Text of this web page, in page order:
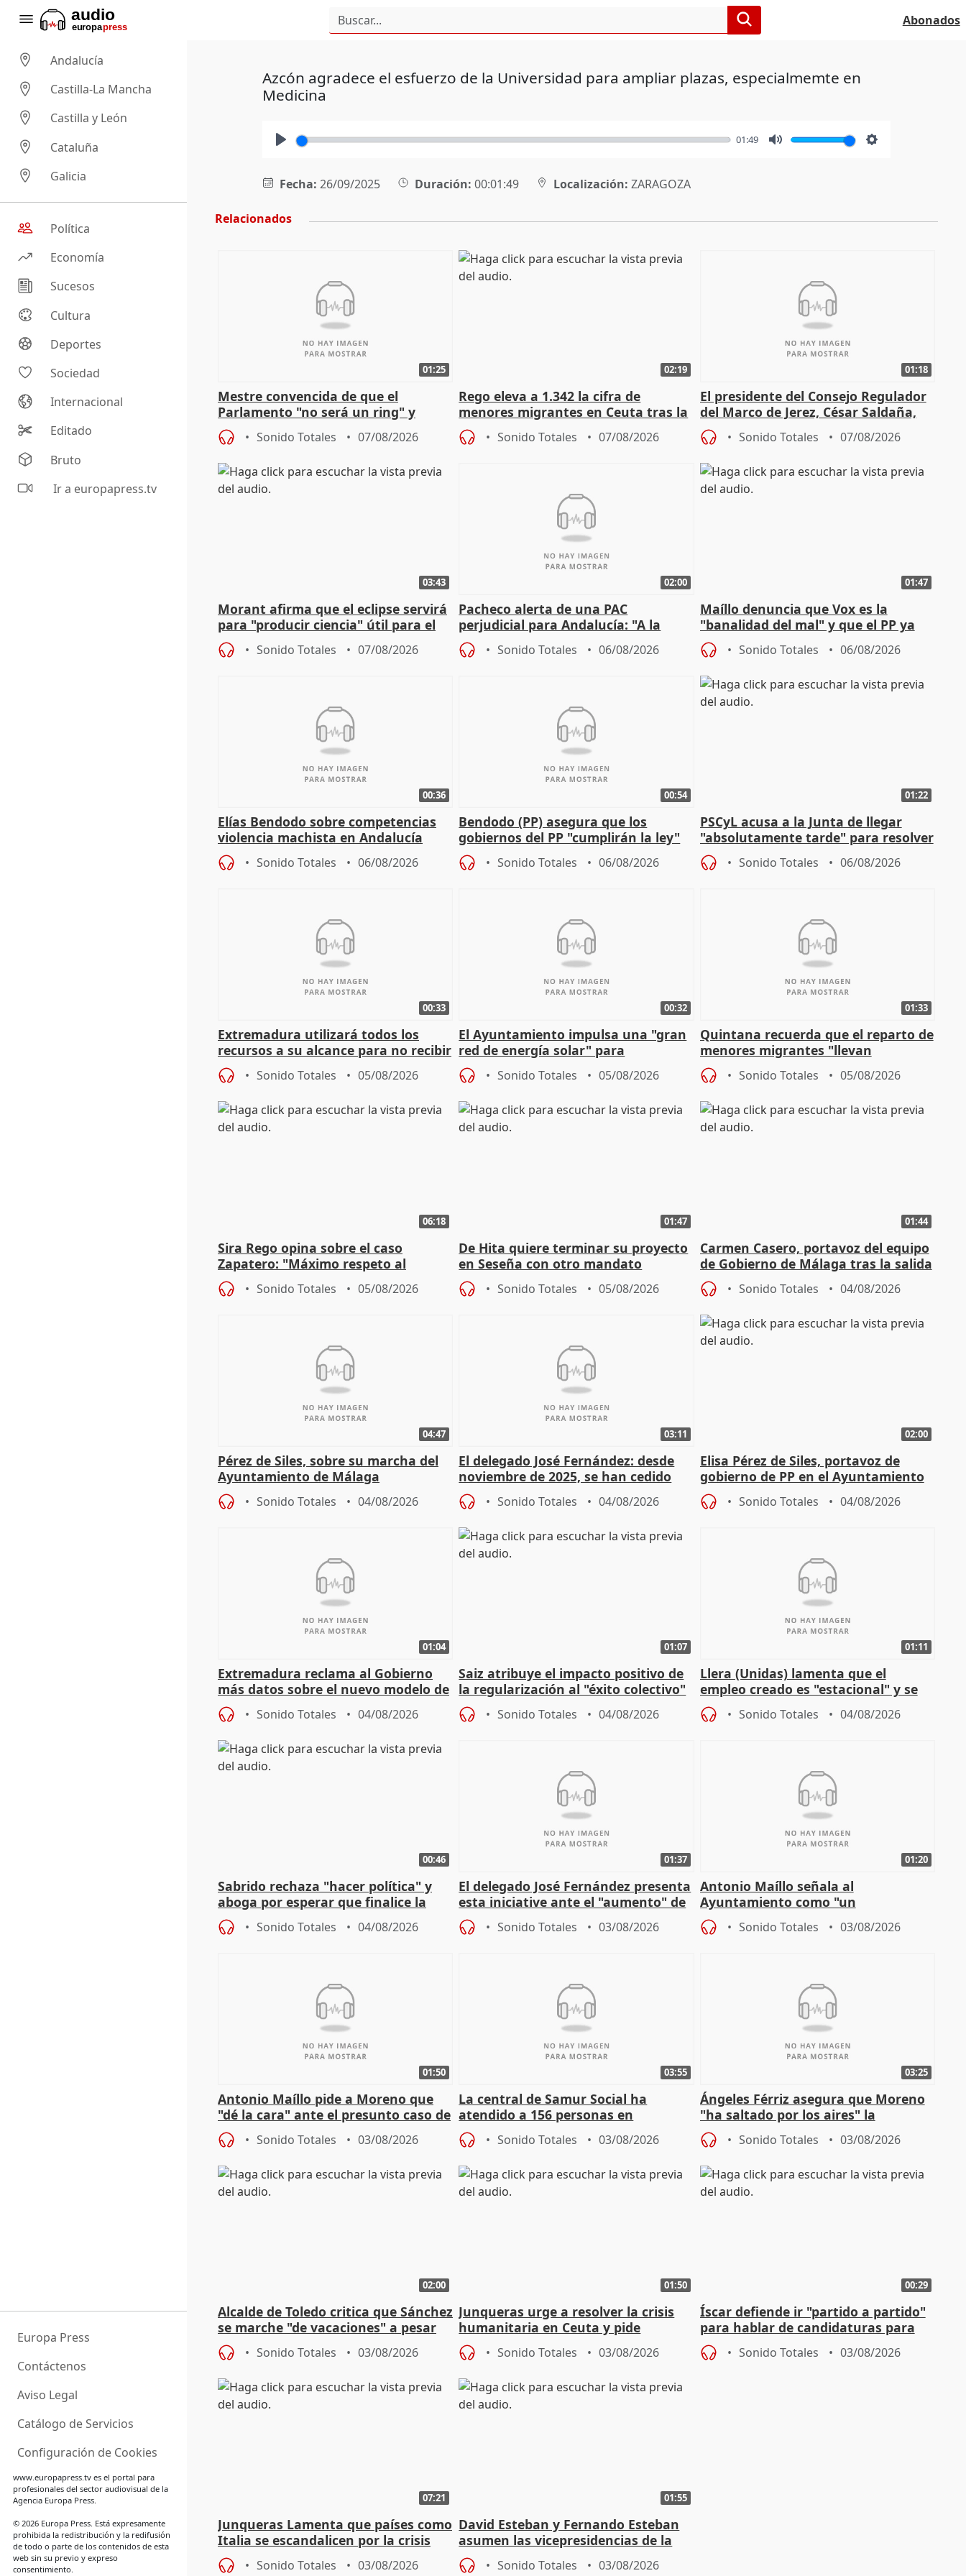
Abonados
Andalucía
Castilla-La Mancha
Castilla y León
Cataluña
Galicia
Política
Economía
Sucesos
Cultura
Deportes
Sociedad
Internacional
Editado
Bruto
Ir a europapress.tv
Europa Press
Contáctenos
Aviso Legal
Catálogo de Servicios
Configuración de Cookies
www.europapress.tves el portal para
profesionales del sector audiovisual de la
Agencia Europa Press.
© 2026 Europa Press. Está expresamente
prohibida la redistribución y la redifusión
de todo o parte de los contenidos de esta
web sin su previo y expreso
consentimiento.
Azcón agradece el esfuerzo de la Universidad para ampliar plazas, especialmemte en
Medicina
01:49
Fecha: 26/09/2025 Duración: 00:01:49 Localización: ZARAGOZA
Relacionados
01:25
Mestre convencida de que el
Parlamento "no será un ring" y
defiende "estabilidad" del pacto con
Vox
Sonido Totales 07/08/2026
02:19
Rego eleva a 1.342 la cifra de
menores migrantes en Ceuta tras la
entrada masiva
Sonido Totales 07/08/2026
01:18
El presidente del Consejo Regulador
del Marco de Jerez, César Saldaña,
sobre exportaciones
Sonido Totales 07/08/2026
03:43
Morant afirma que el eclipse servirá
para "producir ciencia" útil para el
resto del mundo
Sonido Totales 07/08/2026
02:00
Pacheco alerta de una PAC
perjudicial para Andalucía: "A la
agricultura hay que protegerla"
Sonido Totales 06/08/2026
01:47
Maíllo denuncia que Vox es la
"banalidad del mal" y que el PP ya
asume todas sus tesis
Sonido Totales 06/08/2026
00:36
Elías Bendodo sobre competencias
violencia machista en Andalucía
Sonido Totales 06/08/2026
00:54
Bendodo (PP) asegura que los
gobiernos del PP "cumplirán la ley"
sobre los menores migrantes
Sonido Totales 06/08/2026
01:22
PSCyL acusa a la Junta de llegar
"absolutamente tarde" para resolver
problemas como Newcastle
Sonido Totales 06/08/2026
00:33
Extremadura utilizará todos los
recursos a su alcance para no recibir
más menores migrantes
Sonido Totales 05/08/2026
00:32
El Ayuntamiento impulsa una "gran
red de energía solar" para
autoconsumo
Sonido Totales 05/08/2026
01:33
Quintana recuerda que el reparto de
menores migrantes "llevan
aportación del Gobierno" central
Sonido Totales 05/08/2026
06:18
Sira Rego opina sobre el caso
Zapatero: "Máximo respeto al
proceso judicial"
Sonido Totales 05/08/2026
01:47
De Hita quiere terminar su proyecto
en Seseña con otro mandato
Sonido Totales 05/08/2026
01:44
Carmen Casero, portavoz del equipo
de Gobierno de Málaga tras la salida
de Pérez de Siles
Sonido Totales 04/08/2026
04:47
Pérez de Siles, sobre su marcha del
Ayuntamiento de Málaga
Sonido Totales 04/08/2026
03:11
El delegado José Fernández: desde
noviembre de 2025, se han cedido
9.810 ayudas por nacimiento
Sonido Totales 04/08/2026
02:00
Elisa Pérez de Siles, portavoz de
gobierno de PP en el Ayuntamiento
de Málaga, deja la política
Sonido Totales 04/08/2026
01:04
Extremadura reclama al Gobierno
más datos sobre el nuevo modelo de
financiación
Sonido Totales 04/08/2026
01:07
Saiz atribuye el impacto positivo de
la regularización al "éxito colectivo"
del Gobierno
Sonido Totales 04/08/2026
01:11
Llera (Unidas) lamenta que el
empleo creado es "estacional" y se
"esfumará" al acabar el verano
Sonido Totales 04/08/2026
00:46
Sabrido rechaza "hacer política" y
aboga por esperar que finalice la
investigación del incendio
Sonido Totales 04/08/2026
01:37
El delegado José Fernández presenta
esta iniciative ante el "aumento" de
personas sin hogar en Madri
Sonido Totales 03/08/2026
01:20
Antonio Maíllo señala al
Ayuntamiento como "un
especulador más" sobre viviendas de
Jiménez Becerril
Sonido Totales 03/08/2026
01:50
Antonio Maíllo pide a Moreno que
"dé la cara" ante el presunto caso de
acoso del CEO de ADM
Sonido Totales 03/08/2026
03:55
La central de Samur Social ha
atendido a 156 personas en
situación de calle durante Campaña
de CalorSonido Totales 03/08/2026
03:25
Ángeles Férriz asegura que Moreno
"ha saltado por los aires" la
negociación tras acuerdo con SMA
Sonido Totales 03/08/2026
02:00
Alcalde de Toledo critica que Sánchez
se marche "de vacaciones" a pesar
de la crisis migratoria
Sonido Totales 03/08/2026
01:50
Junqueras urge a resolver la crisis
humanitaria en Ceuta y pide
responsabilidad a la UE
Sonido Totales 03/08/2026
00:29
Íscar defiende ir "partido a partido"
para hablar de candidaturas para
2027
Sonido Totales 03/08/2026
07:21
Junqueras Lamenta que países como
Italia se escandalicen por la crisis
migratoria
Sonido Totales 03/08/2026
01:55
David Esteban y Fernando Esteban
asumen las vicepresidencias de la
Diputación de Valladolid
Sonido Totales 03/08/2026